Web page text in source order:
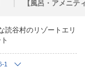
【風呂・アメニテ
読谷村のリゾートエリ
1